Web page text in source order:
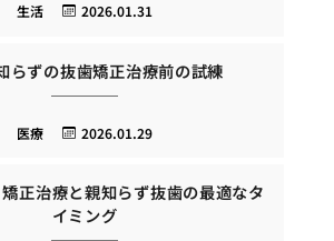
2026.01.31
生活
らずの抜歯矯正治療前の試練
2026.01.29
医療
正治療と親知らず抜歯の最適なタ
イミング